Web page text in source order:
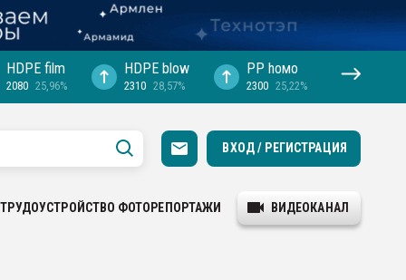
HDPE film
2080 25,96%
HDPE blow
2310 28,57%
PP hомо
2300 25,22%
ВХОД / РЕГИСТРАЦИЯ
ТРУДОУСТРОЙСТВО ФОТОРЕПОРТАЖИ ВИДЕОКАНАЛ